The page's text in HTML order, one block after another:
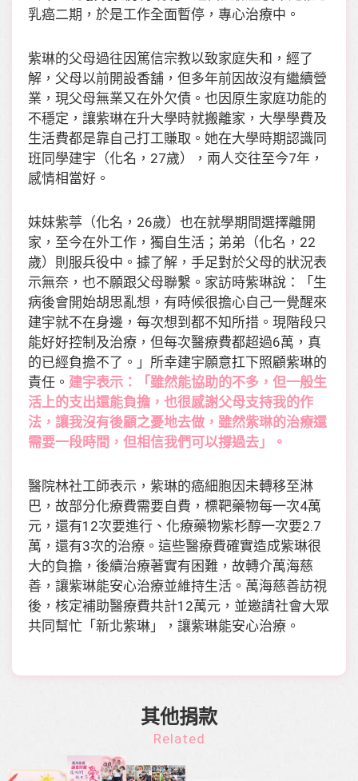
乳癌二期，於是工作全面暫停，專心治療中。
紫琳的父母過往因篤信宗教以致家庭失和，經了
解，父母以前開設香舖，但多年前因故沒有繼續營
業，現父母無業又在外欠債。也因原生家庭功能的
不穩定，讓紫琳在升大學時就搬離家，大學學費及
生活費都是靠自己打工賺取。她在大學時期認識同
班同學建宇（化名，27歲），兩人交往至今7年，
感情相當好。
妹妹紫葶（化名，26歲）也在就學期間選擇離開
家，至今在外工作，獨自生活；弟弟（化名，22
歲）則服兵役中。據了解，手足對於父母的狀況表
示無奈，也不願跟父母聯繫。家訪時紫琳說：「生
病後會開始胡思亂想，有時候很擔心自己一覺醒來
建宇就不在身邊，每次想到都不知所措。現階段只
能好好控制及治療，但每次醫療費都超過6萬，真
的已經負擔不了。」所幸建宇願意扛下照顧紫琳的
責任。 建宇表示：「雖然能協助的不多，但一般生
活上的支出還能負擔，也很感謝父母支持我的作
法，讓我沒有後顧之憂地去做，雖然紫琳的治療還
需要一段時間，但相信我們可以撐過去」。
醫院林社工師表示，紫琳的癌細胞因未轉移至淋
巴，故部分化療費需要自費，標靶藥物每一次4萬
元，還有12次要進行、化療藥物紫杉醇一次要2.7
萬，還有3次的治療。這些醫療費確實造成紫琳很
大的負擔，後續治療著實有困難，故轉介萬海慈
善，讓紫琳能安心治療並維持生活。萬海慈善訪視
後，核定補助醫療費共計12萬元，並邀請社會大眾
共同幫忙「新北紫琳」，讓紫琳能安心治療。
其他捐款
Related